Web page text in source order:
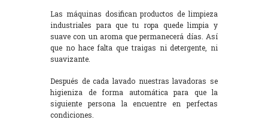
Las máquinas dosifican productos de limpieza
industriales para que tu ropa quede limpia y
suave con un aroma que permanecerá días. Así
que no hace falta que traigas ni detergente, ni
suavizante.
Después de cada lavado nuestras lavadoras se
higieniza de forma automática para que la
siguiente persona la encuentre en perfectas
condiciones.